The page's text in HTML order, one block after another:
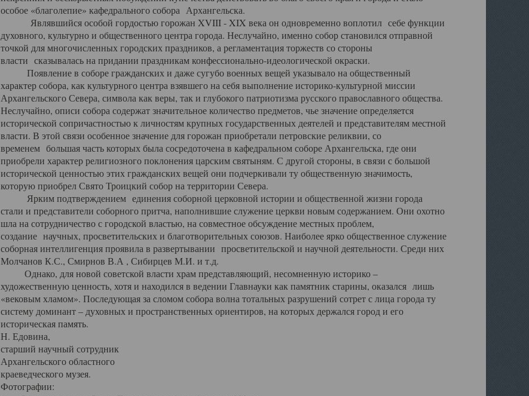
особое «благолепие» кафедрального собора Архангельска.
Являвшийся особой гордостью горожан XVIII - XIX века он одновременно воплотил себе функции
духовного, культурно и общественного центра города. Неслучайно, именно собор становился отправной
точкой для многочисленных городских праздников, а регламентация торжеств со стороны
власти сказывалась на придании праздникам конфессионально-идеологической окраски.
Появление в соборе гражданских и даже сугубо военных вещей указывало на общественный
характер собора, как культурного центра взявшего на себя выполнение историко-культурной миссии
Архангельского Севера, символа как веры, так и глубокого патриотизма русского православного общества.
Неслучайно, описи собора содержат значительное количество предметов, чье значение определяется
исторической сопричастностью к личностям крупных государственных деятелей и представителям местной
власти. В этой связи особенное значение для горожан приобретали петровские реликвии, со
временем большая часть которых была сосредоточена в кафедральном соборе Архангельска, где они
приобрели характер религиозного поклонения царским святыням. С другой стороны, в связи с большой
исторической ценностью этих гражданских вещей они подчеркивали ту общественную значимость,
которую приобрел Свято Троицкий собор на территории Севера.
Ярким подтверждением единения соборной церковной истории и общественной жизни города
стали и представители соборного притча, наполнившие служение церкви новым содержанием. Они охотно
шла на сотрудничество с городской властью, на совместное обсуждение местных проблем,
создание научных, просветительских и благотворительных союзов. Наиболее ярко общественное служение
соборная интеллигенция проявила в развертывании просветительской и научной деятельности. Среди них
Молчанов К.С., Смирнов В.А , Сибирцев М.И. и т.д.
Однако, для новой советской власти храм представляющий, несомненную историко –
художественную ценность, хотя и находился в ведении Главнауки как памятник старины, оказался лишь
«вековым хламом». Последующая за сломом собора волна тотальных разрушений сотрет с лица города ту
систему доминант – духовных и пространственных ориентиров, на которых держался город и его
историческая память.
Н. Едовина,
старший научный сотрудник
Архангельского областного
краеведческого музея.
Фотографии: